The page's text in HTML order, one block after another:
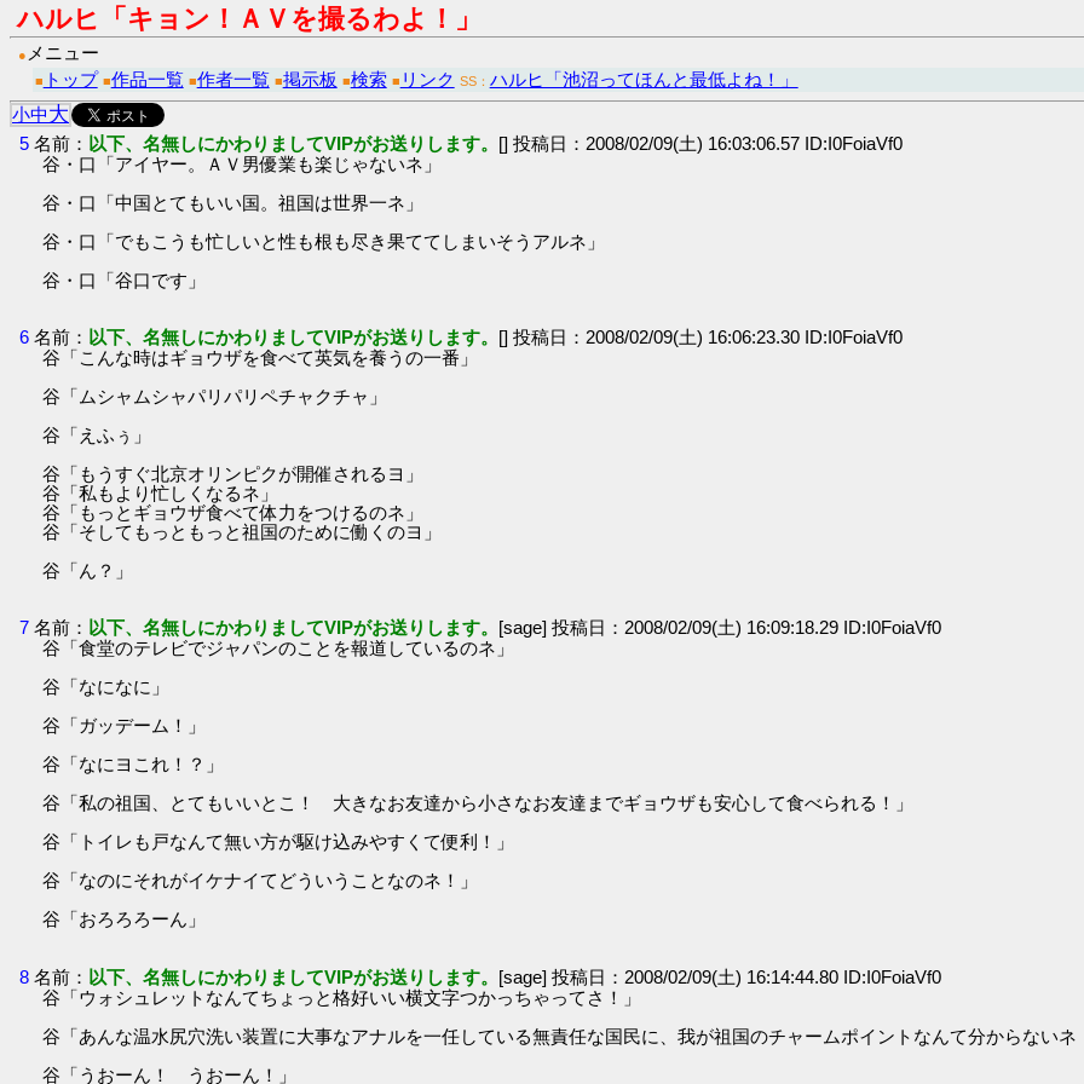
ハルヒ「キョン！ＡＶを撮るわよ！」
● メニュー
■ トップ ■作品一覧 ■作者一覧 ■掲示板 ■検索 ■ リンク SS： ハルヒ「池沼ってほんと最低よね！」
小中大
5 名前： 以下、名無しにかわりましてVIPがお送りします。 [] 投稿日：2008/02/09(土) 16:03:06.57 ID:I0FoiaVf0
谷・口「アイヤー。ＡＶ男優業も楽じゃないネ」
谷・口「中国とてもいい国。祖国は世界一ネ」
谷・口「でもこうも忙しいと性も根も尽き果ててしまいそうアルネ」
谷・口「谷口です」
6 名前： 以下、名無しにかわりましてVIPがお送りします。 [] 投稿日：2008/02/09(土) 16:06:23.30 ID:I0FoiaVf0
谷「こんな時はギョウザを食べて英気を養うの一番」
谷「ムシャムシャパリパリペチャクチャ」
谷「えふぅ」
谷「もうすぐ北京オリンピクが開催されるヨ」
谷「私もより忙しくなるネ」
谷「もっとギョウザ食べて体力をつけるのネ」
谷「そしてもっともっと祖国のために働くのヨ」
谷「ん？」
7 名前： 以下、名無しにかわりましてVIPがお送りします。 [sage] 投稿日：2008/02/09(土) 16:09:18.29 ID:I0FoiaVf0
谷「食堂のテレビでジャパンのことを報道しているのネ」
谷「なになに」
谷「ガッデーム！」
谷「なにヨこれ！？」
谷「私の祖国、とてもいいとこ！ 大きなお友達から小さなお友達までギョウザも安心して食べられる！」
谷「トイレも戸なんて無い方が駆け込みやすくて便利！」
谷「なのにそれがイケナイてどういうことなのネ！」
谷「おろろろーん」
8 名前： 以下、名無しにかわりましてVIPがお送りします。 [sage] 投稿日：2008/02/09(土) 16:14:44.80 ID:I0FoiaVf0
谷「ウォシュレットなんてちょっと格好いい横文字つかっちゃってさ！」
谷「あんな温水尻穴洗い装置に大事なアナルを一任している無責任な国民に、我が祖国のチャームポイントなんて分からないネ
谷「うおーん！ うおーん！」